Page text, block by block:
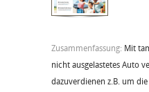
Zusammenfassung: Mit
nicht ausgelastetes Auto
dazuverdienen z.B. um